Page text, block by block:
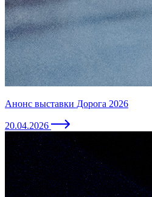
Анонс выставки Дорога 2026
20.04.2026